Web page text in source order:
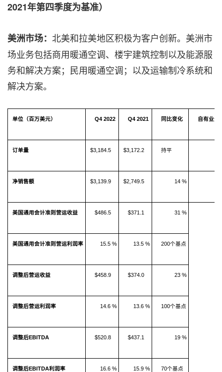
2021年第四季度为基准）
美洲市场： 北美和拉美地区积极为客户创新。美洲市
场业务包括商用暖通空调、楼宇建筑控制以及能源服
务和解决方案；民用暖通空调；以及运输制冷系统和
解决方案。
单位（百万美元） Q4 2022 Q4 2021 同比变化 自有业务
订单量 $3,184.5 $3,172.2 持平
净销售额 $3,139.9 $2,749.5 14 %
美国通用会计准则营运收益 $486.5 $371.1 31 %
美国通用会计准则营运利润率 15.5 % 13.5 % 200个基点
调整后营运收益 $458.9 $374.0 23 %
调整后营运利润率 14.6 % 13.6 % 100个基点
调整后EBITDA $520.8 $437.1 19 %
调整后EBITDA利润率 16.6 % 15.9 % 70个基点